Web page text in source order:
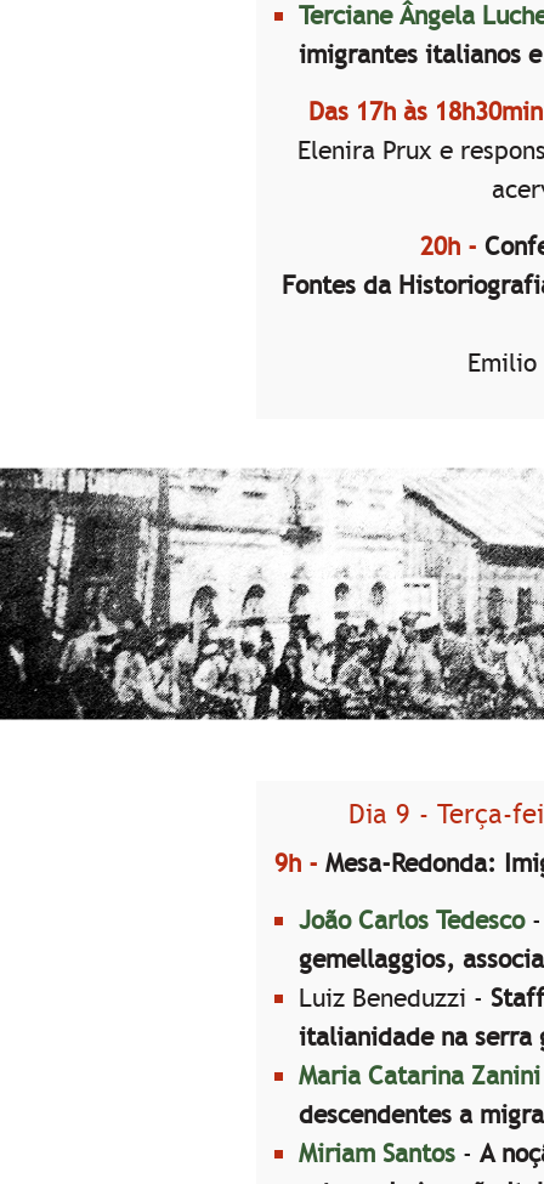
Terciane Ângela
imigrantes italianos
Das 17h às
Elenira Prux e
20h -
Fontes da
Dia 9 - Terça-
9h - Mesa-Redonda:
João Carlos Tedesco
gemellaggios,
Luiz Beneduzzi -
italianidade na serra
Maria Catarina Zanini
descendentes a
Miriam Santos - A